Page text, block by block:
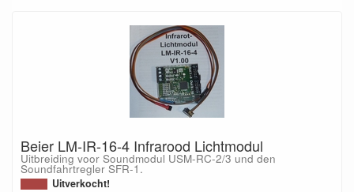
Beier LM-IR-16-4 Infrarood Lichtmodul
Uitbreiding voor Soundmodul USM-RC-2/3 und den
Soundfahrtregler SFR-1.
Uitverkocht!